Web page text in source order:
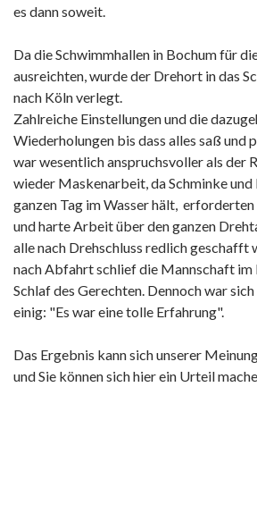
es dann soweit.
Da die Schwimmhallen in Bochum für
ausreichten, wurde der Drehort in das
nach Köln verlegt.
Zahlreiche Einstellungen und die
Wiederholungen bis dass alles saß und
war wesentlich anspruchsvoller als der
wieder Maskenarbeit, da Schminke und
ganzen Tag im Wasser hält,
und harte Arbeit über den ganzen
alle nach Drehschluss redlich geschafft
nach Abfahrt schlief die Mannschaft im
Schlaf des Gerechten. Dennoch war
einig: "Es war eine tolle Erfahrung".
Das Ergebnis kann sich unserer
und Sie können sich hier ein Urteil